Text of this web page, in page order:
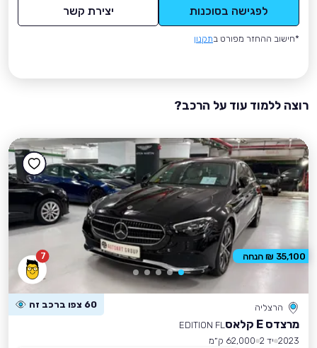
לפגישה בסוכנות יצירת קשר
*חישוב ההחזר מפורט בתקנון
רוצה ללמוד עוד על הרכב?
7
הרצליה 60 צפו ברכב זה
מרצדס E קלאס
EDITION FL
2023 יד 2
62,000 ק״מ
35,100 ₪ הנחה